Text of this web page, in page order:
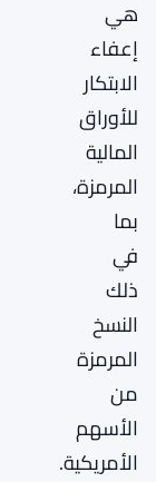
هي
إعفاء
الابتكار
للأوراق
المالية
المرمزة،
بما
في
ذلك
النسخ
المرمزة
من
الأسهم
الأمريكية.